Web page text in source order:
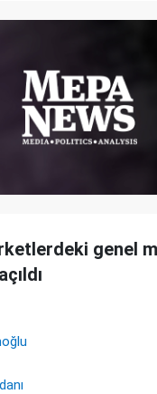
genel